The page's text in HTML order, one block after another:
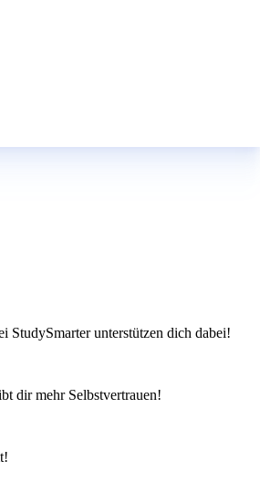
StudySmarter unterstützen dich dabei!
dir mehr Selbstvertrauen!